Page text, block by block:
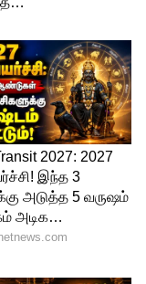
டார்ஜிலிங்.
காலைப்
டீயை
சூரிய
கால